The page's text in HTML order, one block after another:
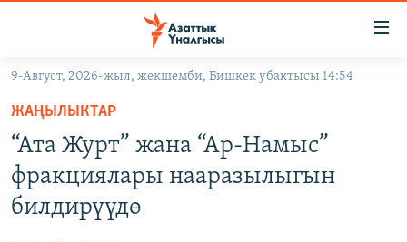
Навигацияга
өтүңүз
Издөөгө
салыңыз
КЫРГЫЗСТАН
КЫРГЫЗСТАН
ДҮЙНӨ
УКРАИНА
9-Август, 2026-жыл, жекшемби, Бишкек убактысы 14:54
ЖАҢЫЛЫКТАР
“Ата Журт” жана “Ар-Намыс”
фракциялары нааразылыгын
билдирүүдө